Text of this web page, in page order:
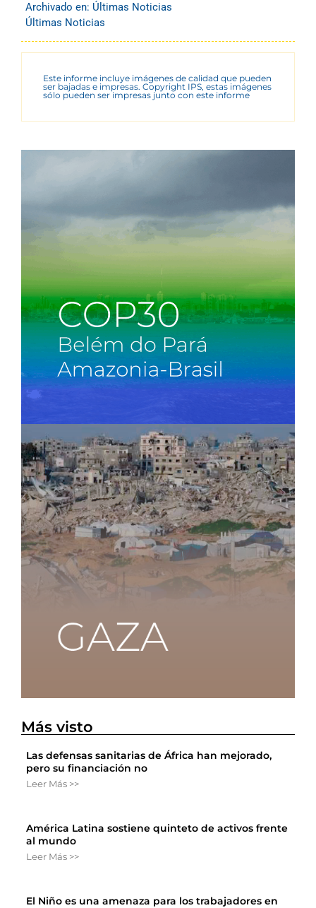
Archivado en: Últimas Noticias
Últimas Noticias
Este informe incluye imágenes de calidad que pueden
ser bajadas e impresas. Copyright IPS, estas imágenes
sólo pueden ser impresas junto con este informe
Más visto
Las defensas sanitarias de África han mejorado,
pero su financiación no
Leer Más >>
América Latina sostiene quinteto de activos frente
al mundo
Leer Más >>
El Niño es una amenaza para los trabajadores en